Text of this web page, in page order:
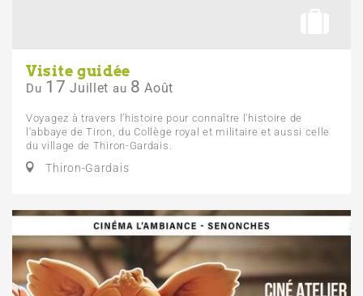
Visite guidée
Du 17 Juillet au 8 Août
Voyagez à travers l’histoire pour connaître l'histoire de
l'abbaye de Tiron, du Collège royal et militaire et aussi celle
du village de Thiron-Gardais.
Thiron-Gardais